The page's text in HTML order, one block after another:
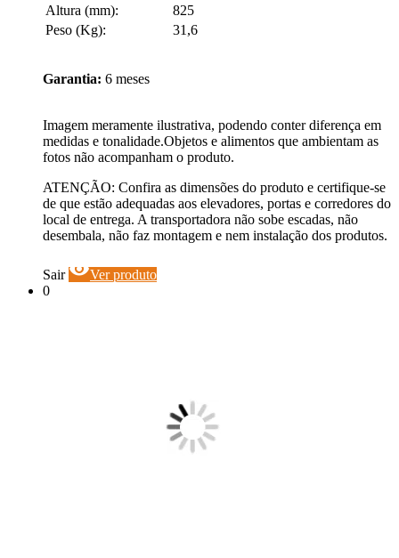
Altura (mm):
825
Peso (Kg):
31,6
Garantia: 6 meses
Imagem meramente ilustrativa, podendo conter diferença em
medidas e tonalidade.Objetos e alimentos que ambientam as
fotos não acompanham o produto.
ATENÇÃO: Confira as dimensões do produto e certifique-se
de que estão adequadas aos elevadores, portas e corredores do
local de entrega. A transportadora não sobe escadas, não
desembala, não faz montagem e nem instalação dos produtos.
Sair visibilityVer produto
0